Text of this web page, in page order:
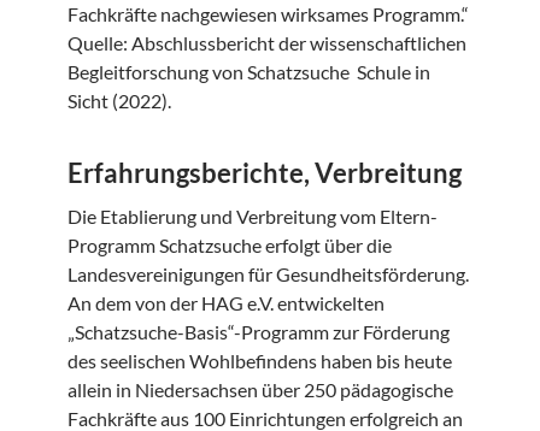
Fachkräfte nachgewiesen wirksames Programm.“
Quelle: Abschlussbericht der wissenschaftlichen
Begleitforschung von Schatzsuche Schule in
Sicht (2022).
Erfahrungsberichte, Verbreitung
Die Etablierung und Verbreitung vom Eltern-
Programm Schatzsuche erfolgt über die
Landesvereinigungen für Gesundheitsförderung.
An dem von der HAG e.V. entwickelten
„Schatzsuche-Basis“-Programm zur Förderung
des seelischen Wohlbefindens haben bis heute
allein in Niedersachsen über 250 pädagogische
Fachkräfte aus 100 Einrichtungen erfolgreich an